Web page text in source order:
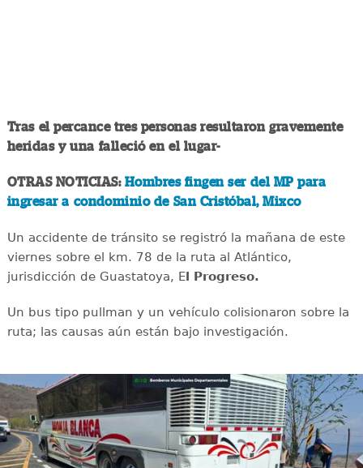
Tras el percance tres personas resultaron gravemente
heridas y una falleció en el lugar-
OTRAS NOTICIAS:Hombres fingen ser del MP para
ingresar a condominio de San Cristóbal, Mixco
Un accidente de tránsito se registró la mañana de este
viernes sobre el km. 78 de la ruta al Atlántico,
jurisdicción de Guastatoya, El Progreso.
Un bus tipo pullman y un vehículo colisionaron sobre la
ruta; las causas aún están bajo investigación.